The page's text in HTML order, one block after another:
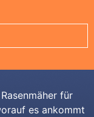
für
es ankommt